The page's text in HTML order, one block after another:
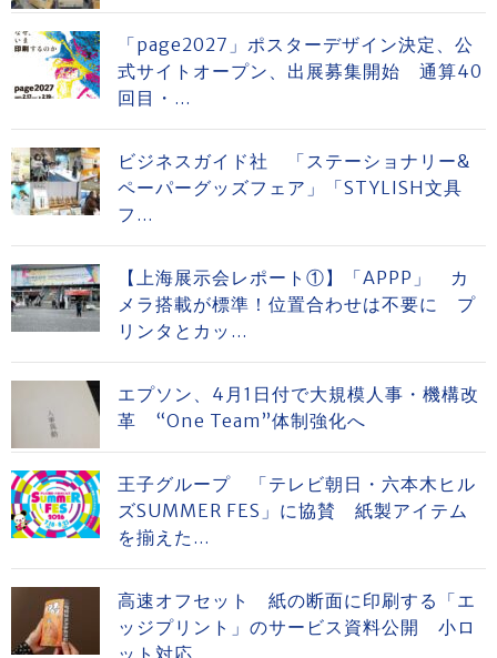
「page2027」ポスターデザイン決定、公
式サイトオープン、出展募集開始 通算40
回目・...
ビジネスガイド社 「ステーショナリー&
ペーパーグッズフェア」「STYLISH文具
フ...
【上海展示会レポート①】「APPP」 カ
メラ搭載が標準！位置合わせは不要に プ
リンタとカッ...
エプソン、4月1日付で大規模人事・機構改
革 “One Team”体制強化へ
王子グループ 「テレビ朝日・六本木ヒル
ズSUMMER FES」に協賛 紙製アイテム
を揃えた...
高速オフセット 紙の断面に印刷する「エ
ッジプリント」のサービス資料公開 小ロ
ット対応